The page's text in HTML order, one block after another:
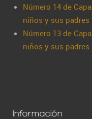
Número 14 de
niños y sus padres
Número 13 de
niños y sus padres
Información